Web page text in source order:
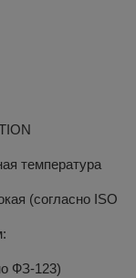
температура
(согласно ISO
ФЗ-123)